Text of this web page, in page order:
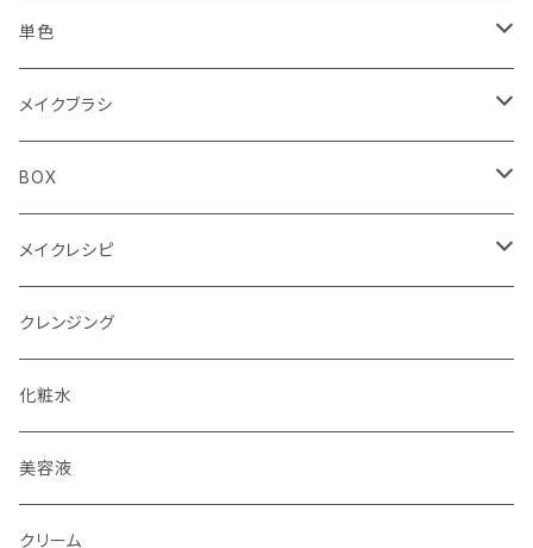
Summer（夏）
Spring（春）
Summer（夏）
アイシャドウ4色パレット
PK（ピンク）
BR（ブラウン）
4色パレット（ケース）
YE（イエロー）
RD（レッド）
アイシャドウ87色
リップ30色
単色
単色ケース付（オリジナルBOX付）
メイクブラシ
フェイスブラシ
チークブラシ
アイシャドウブラシ（M）
アイシャドウブラシ（S）
アイブロウブラシ
スクリューブラシ
BOX
単色用BOX
4色パレット用BOX
全色メイクパレット用BOX
メイクレシピ
メイクレシピ20枚入り
メイクレシピ50枚入り
クレンジング
化粧水
美容液
クリーム